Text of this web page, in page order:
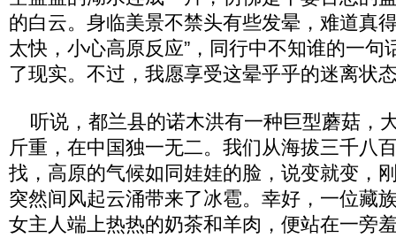
的白云。身临美景不禁头有些发晕，难道真
太快，小心高原反应”，同行中不知谁的一句
了现实。不过，我愿享受这晕乎乎的迷离状
听说，都兰县的诺木洪有一种巨型蘑菇，
斤重，在中国独一无二。我们从海拔三千八
找，高原的气候如同娃娃的脸，说变就变，
突然间风起云涌带来了冰雹。幸好，一位藏
女主人端上热热的奶茶和羊肉，便站在一旁